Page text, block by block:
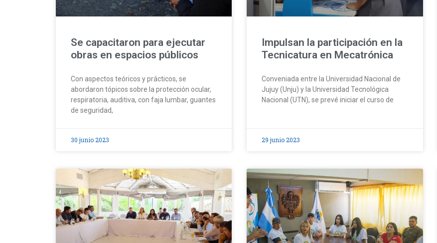
Se capacitaron para ejecutar
obras en espacios públicos
Con aspectos teóricos y prácticos, se
abordaron tópicos sobre la protección ocular,
respiratoria, auditiva, con faja lumbar, guantes
de seguridad,
30 junio 2023
Impulsan la participación en la
Tecnicatura en Mecatrónica
Conveniada entre la Universidad Nacional de
Jujuy (Unju) y la Universidad Tecnológica
Nacional (UTN), se prevé iniciar el curso de
29 junio 2023